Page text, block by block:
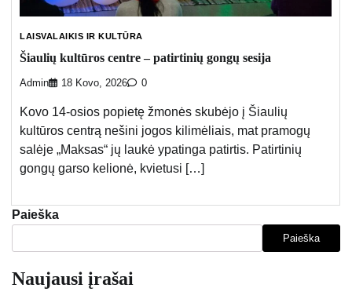
LAISVALAIKIS IR KULTŪRA
Šiaulių kultūros centre – patirtinių gongų sesija
Admin 18 Kovo, 2026 0
Kovo 14-osios popietę žmonės skubėjo į Šiaulių
kultūros centrą nešini jogos kilimėliais, mat pramogų
salėje „Maksas“ jų laukė ypatinga patirtis. Patirtinių
gongų garso kelionė, kvietusi […]
Paieška
Paieška
Naujausi įrašai